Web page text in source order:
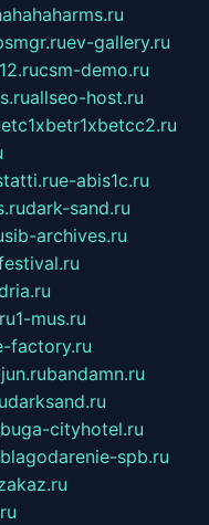
ev-gallery.ru
csm-demo.ru
allseo-host.ru
e-abis1c.ru
dark-sand.ru
sib-archives.ru
1-mus.ru
factory.ru
bandamn.ru
darksand.ru
cityhotel.ru
blagodarenie-spb.ru